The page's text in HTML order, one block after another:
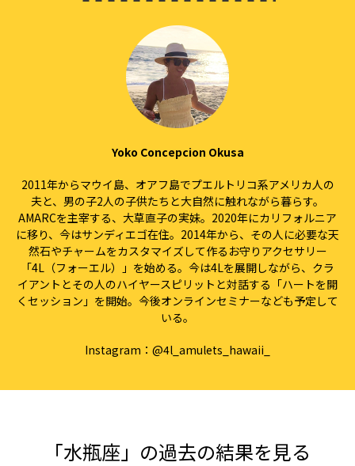
Yoko Concepcion Okusa
2011年からマウイ島、オアフ島でプエルトリコ系アメリカ人の
夫と、男の子2人の子供たちと大自然に触れながら暮らす。
AMARCを主宰する、大草直子の実妹。2020年にカリフォルニア
に移り、今はサンディエゴ在住。2014年から、その人に必要な天
然石やチャームをカスタマイズして作るお守りアクセサリー
「4L（フォーエル）」を始める。今は4Lを展開しながら、クラ
イアントとその人のハイヤースピリットと対話する「ハートを開
くセッション」を開始。今後オンラインセミナーなども予定して
いる。
Instagram： @4l_amulets_hawaii_
「水瓶座」の過去の結果を見る